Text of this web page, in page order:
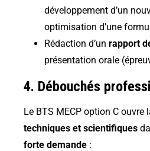
développement d’un
optimisation d’une
Rédaction d’un rapport
présentation orale
4. Débouchés
Le BTS MECP option C ouvre
techniques et scientifiques
forte demande :